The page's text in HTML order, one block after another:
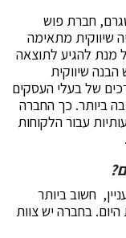
חברת פוש
שיווקית מתאימה
מנת להגיע לתוצאה
שיווקית
של בעלי העסקים
ביותר. כך החברה
עבור הלקוחות
חשוב ביותר
בחברה יש צוות